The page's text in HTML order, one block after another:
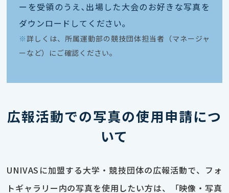
ーを受領のうえ､出場した大会のお好きな写真を
ダウンロードしてください｡
※ 詳しくは、所属運動部の競技団体担当者（マネージャ
ーなど）にご確認ください。
広報活動での写真の使用申請につ
いて
UNIVASに加盟する大学・競技団体の広報活動で、フォ
トギャラリー内の写真を使用したい方は、「映像・写真